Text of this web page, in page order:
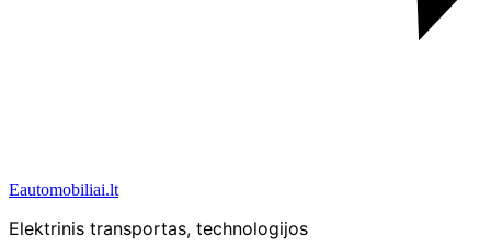
Eautomobiliai.lt
Elektrinis transportas, technologijos